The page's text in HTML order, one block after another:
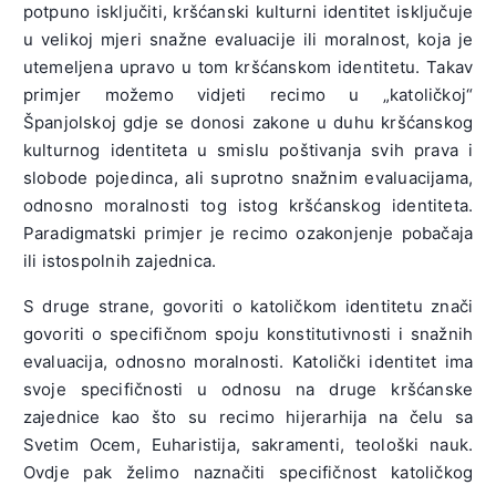
potpuno isključiti, kršćanski kulturni identitet isključuje
u velikoj mjeri snažne evaluacije ili moralnost, koja je
utemeljena upravo u tom kršćanskom identitetu. Takav
primjer možemo vidjeti recimo u „katoličkoj“
Španjolskoj gdje se donosi zakone u duhu kršćanskog
kulturnog identiteta u smislu poštivanja svih prava i
slobode pojedinca, ali suprotno snažnim evaluacijama,
odnosno moralnosti tog istog kršćanskog identiteta.
Paradigmatski primjer je recimo ozakonjenje pobačaja
ili istospolnih zajednica.
S druge strane, govoriti o katoličkom identitetu znači
govoriti o specifičnom spoju konstitutivnosti i snažnih
evaluacija, odnosno moralnosti. Katolički identitet ima
svoje specifičnosti u odnosu na druge kršćanske
zajednice kao što su recimo hijerarhija na čelu sa
Svetim Ocem, Euharistija, sakramenti, teološki nauk.
Ovdje pak želimo naznačiti specifičnost katoličkog